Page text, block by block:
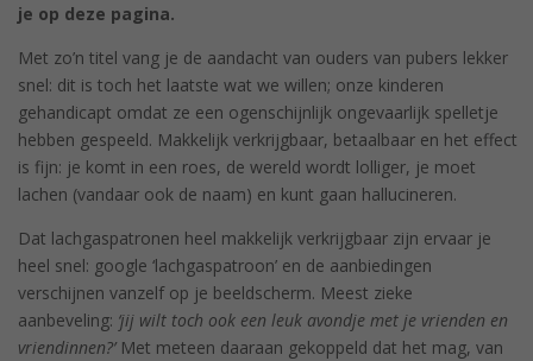
je op deze pagina.
Met zo’n titel vang je de aandacht van ouders van pubers lekker
snel: dit is toch het laatste wat we willen; onze kinderen
gehandicapt omdat ze een ogenschijnlijk ongevaarlijk spelletje
hebben gespeeld. Makkelijk verkrijgbaar, betaalbaar en het effect
is fijn: je komt in een roes, de wereld wordt lolliger, je moet
lachen (vandaar ook de naam) en kunt gaan hallucineren.
Dat lachgaspatronen heel makkelijk verkrijgbaar zijn ervaar je
heel snel: google ‘lachgaspatroon’ en de aanbiedingen
verschijnen vanzelf op je beeldscherm. Meest zieke
aanbeveling: ‘jij wilt toch ook een leuk avondje met je vrienden en
vriendinnen?’ Met meteen daaraan gekoppeld dat het mag, van